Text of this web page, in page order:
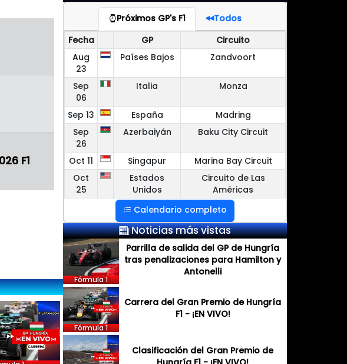
F1
Próximos GP's F1
Todos
Fecha
GP
Circuito
Aug
23
Países Bajos Zandvoort
Sep
06
Italia Monza
Sep 13 España
Madring
Sep
26
Azerbaiyán Baku City Circuit
Oct 11 Singapur
Marina Bay Circuit
Oct
25
Estados
Unidos
Circuito de Las
Américas
Calendario completo
Noticias más vistas
Fórmula 1
Parrilla de salida del GP de Hungría
tras penalizaciones para Hamilton y
Antonelli
Fórmula 1
Carrera del Gran Premio de Hungría
F1 - ¡EN VIVO!
Clasificación del Gran Premio de